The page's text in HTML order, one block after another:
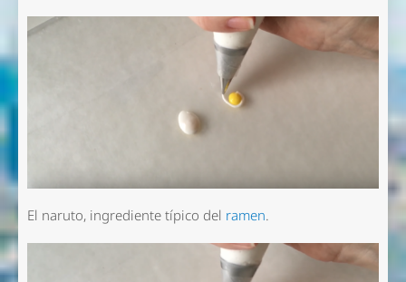
El naruto, ingrediente típico del ramen.